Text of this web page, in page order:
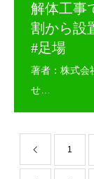
解体工事
割から設
#足場
1